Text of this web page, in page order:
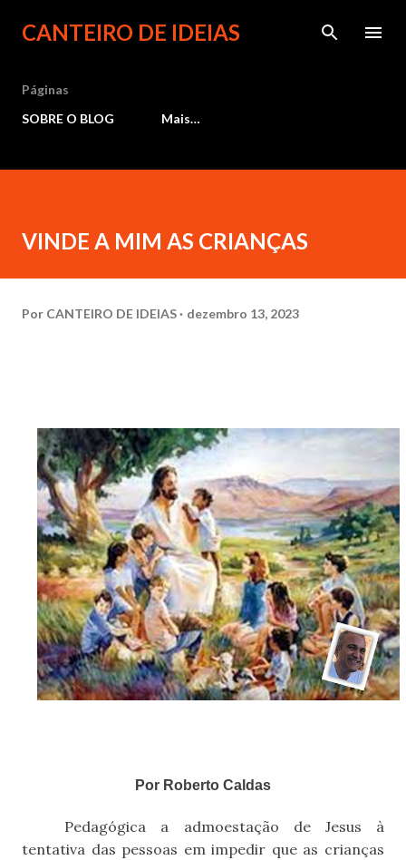
Pular para o conteúdo principal
CANTEIRO DE IDEIAS
Páginas
SOBRE O BLOG
Mais…
VINDE A MIM AS CRIANÇAS
Por CANTEIRO DE IDEIAS dezembro 13, 2023
Por Roberto Caldas
Pedagógica a admoestação de Jesus à
tentativa das pessoas em impedir que as crianças